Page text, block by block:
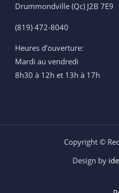
Drummondville (Qc) J2B 7E9
(819) 472-8040
Heures d’ouverture:
Mardi au vendredi
8h30 à 12h et 13h à 17h
Copyright ©
Design by